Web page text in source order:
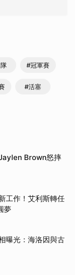
#冠軍賽
#活塞
Brown怒摔
工作！艾利斯轉任
夢
曝光：海洛因與古